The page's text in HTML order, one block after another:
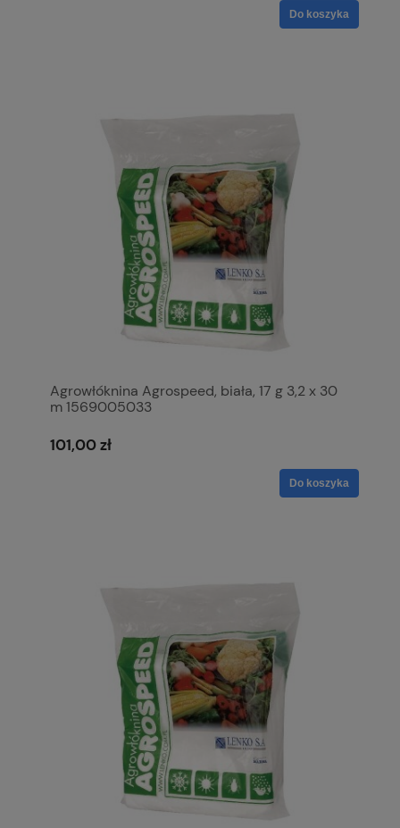
Do koszyka
Agrowłóknina Agrospeed, biała, 17 g 3,2 x 30
m 1569005033
101,00 zł
Do koszyka